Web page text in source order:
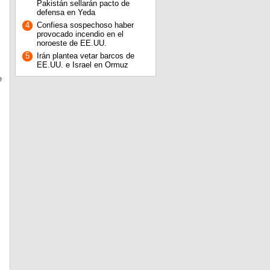
Pakistán sellarán pacto de
defensa en Yeda
4
Confiesa sospechoso haber
provocado incendio en el
noroeste de EE.UU.
5
Irán plantea vetar barcos de
EE.UU. e Israel en Ormuz